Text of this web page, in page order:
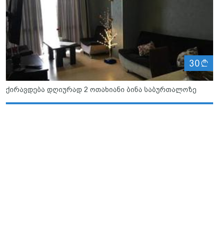
30
ქირავდება დღიურად 2 ოთახიანი ბინა საბურთალოზე